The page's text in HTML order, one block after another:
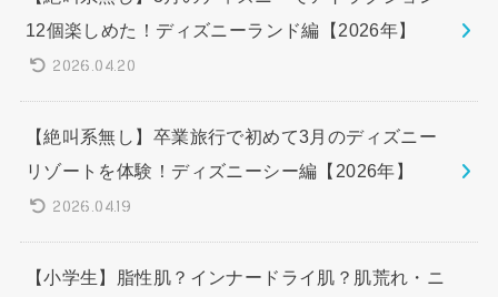
12個楽しめた！ディズニーランド編【2026年】
2026.04.20
【絶叫系無し】卒業旅行で初めて3月のディズニー
リゾートを体験！ディズニーシー編【2026年】
2026.04.19
【小学生】脂性肌？インナードライ肌？肌荒れ・ニ